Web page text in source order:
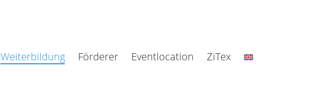
Weiterbildung Förderer Eventlocation ZiTex